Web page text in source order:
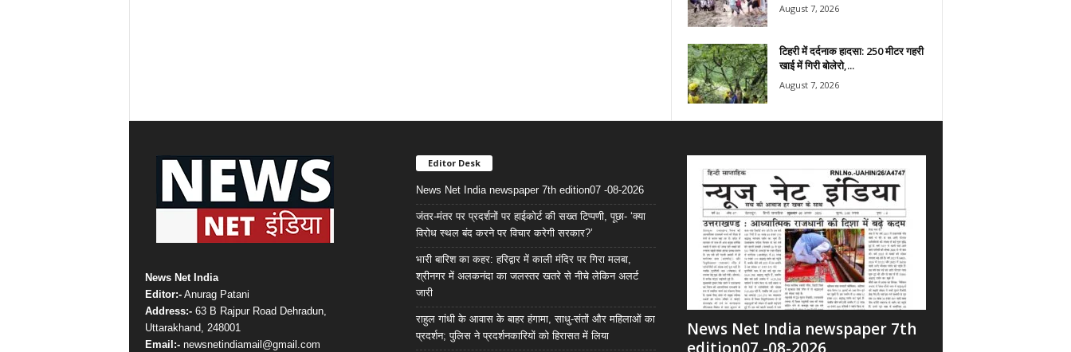
August 7, 2026
टिहरी में दर्दनाक हादसा: 250 मीटर गहरी
खाई में गिरी बोलेरो,...
August 7, 2026
News Net India
Editor:-Anurag Patani
Address:-63 B Rajpur Road Dehradun,
Uttarakhand, 248001
Email:-newsnetindiamail@gmail.com
Editor Desk
News Net India newspaper 7th edition07 -08-2026
जंतर-मंतर पर प्रदर्शनों पर हाईकोर्ट की सख्त टिप्पणी, पूछा- ‘क्या
विरोध स्थल बंद करने पर विचार करेगी सरकार?’
भारी बारिश का कहर: हरिद्वार में काली मंदिर पर गिरा मलबा,
श्रीनगर में अलकनंदा का जलस्तर खतरे से नीचे लेकिन अलर्ट
जारी
राहुल गांधी के आवास के बाहर हंगामा, साधु-संतों और महिलाओं का
प्रदर्शन; पुलिस ने प्रदर्शनकारियों को हिरासत में लिया
News Net India newspaper 7th